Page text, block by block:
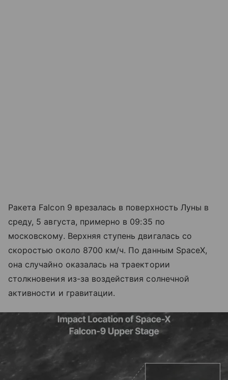
Ракета Falcon 9 врезалась в поверхность Луны в
среду, 5 августа, примерно в 09:35 по
московскому. Верхняя ступень двигалась со
скоростью около 8700 км/ч. По данным SpaceX,
она случайно оказалась на траектории
столкновения из-за воздействия солнечной
активности и гравитации.